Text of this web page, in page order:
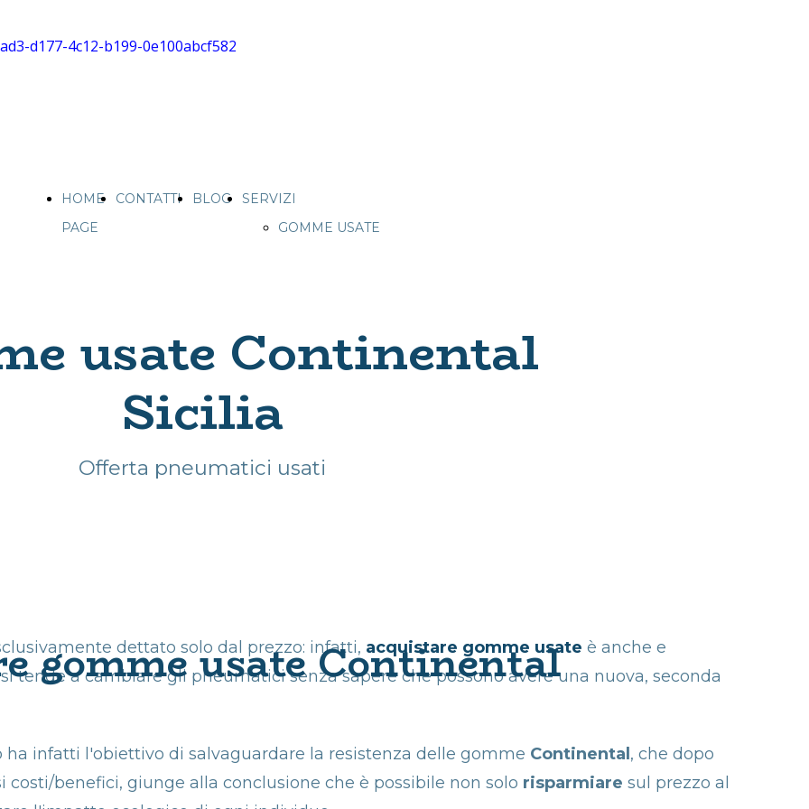
HOME
PAGE
CONTATTI BLOG
SERVIZI
GOMME USATE
GOMME USATE
IN SICILIA
CERCHI USATI
GARANTITI
GOMME USATE
TRATTORE E SUV
PROMOZIONE
GOMME USATE
ONLINE
usate Continental
Sicilia
Offerta pneumatici usati
gomme usate Continental
dettato solo dal prezzo: infatti, acquistare gomme usate è anche e
tende a cambiare gli pneumatici senza sapere che possono avere una nuova, seconda
ha infatti l'obiettivo di salvaguardare la resistenza delle gomme Continental , che dopo
benefici, giunge alla conclusione che è possibile non solo risparmiare sul prezzo al